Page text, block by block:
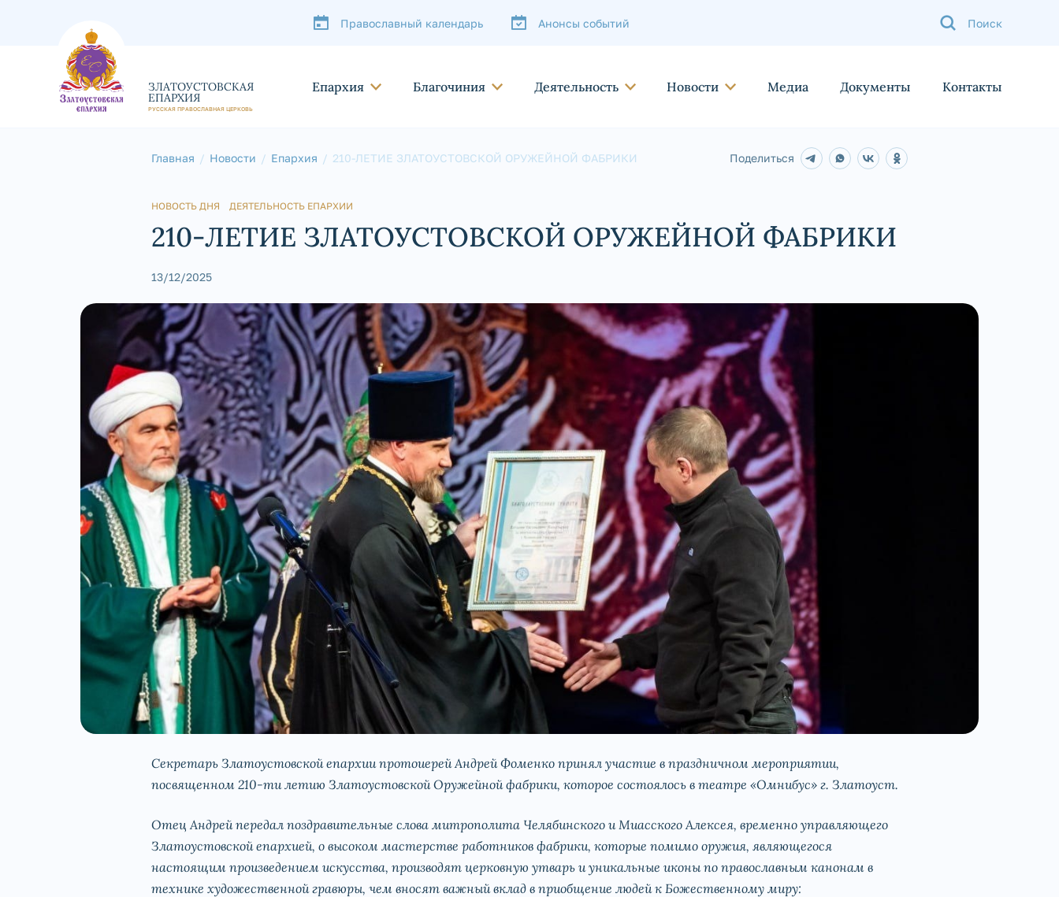
Православный календарь Анонсы событий
ЗЛАТОУСТОВСКАЯ
ЕПАРХИЯ
РУССКАЯ ПРАВОСЛАВНАЯ ЦЕРКОВЬ
Епархия Благочиния Деятельность Новости Медиа Документы Контакты
Главная Новости Епархия 210-ЛЕТИЕ ЗЛАТОУСТОВСКОЙ ОРУЖЕЙНОЙ ФАБРИКИ Поделиться
НОВОСТЬ ДНЯ ДЕЯТЕЛЬНОСТЬ ЕПАРХИИ
210-ЛЕТИЕ ЗЛАТОУСТОВСКОЙ ОРУЖЕЙНОЙ ФАБРИКИ
13/12/2025
Секретарь Златоустовской епархии протоиерей Андрей Фоменко принял участие в праздничном мероприятии,
посвященном 210-ти летию Златоустовской Оружейной фабрики, которое состоялось в театре «Омнибус» г. Златоуст.
Отец Андрей передал поздравительные слова митрополита Челябинского и Миасского Алексея, временно управляющего
Златоустовской епархией, о высоком мастерстве работников фабрики, которые помимо оружия, являющегося
настоящим произведением искусства, производят церковную утварь и уникальные иконы по православным канонам в
технике художественной гравюры, чем вносят важный вклад в приобщение людей к Божественному миру: